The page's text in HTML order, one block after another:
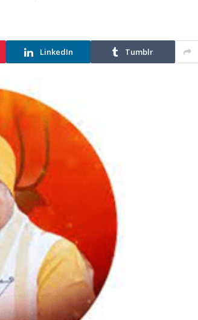
LinkedIn Tumblr